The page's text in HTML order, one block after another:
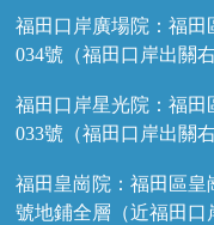
福田口岸廣場院：福田
034號（福田口岸出關
福田口岸星光院：福田
033號（福田口岸出關
福田皇崗院：福田區皇
號地鋪全層（近福田口